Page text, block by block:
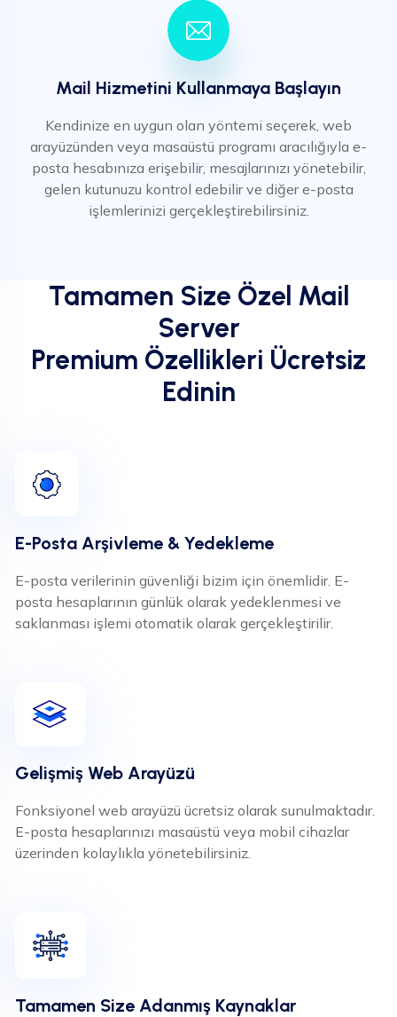
Mail Hizmetini Kullanmaya Başlayın
Kendinize en uygun olan yöntemi seçerek, web
arayüzünden veya masaüstü programı aracılığıyla e-
posta hesabınıza erişebilir, mesajlarınızı yönetebilir,
gelen kutunuzu kontrol edebilir ve diğer e-posta
işlemlerinizi gerçekleştirebilirsiniz.
Tamamen Size Özel Mail
Server
Premium Özellikleri Ücretsiz
Edinin
E-Posta Arşivleme & Yedekleme
E-posta verilerinin güvenliği bizim için önemlidir. E-
posta hesaplarının günlük olarak yedeklenmesi ve
saklanması işlemi otomatik olarak gerçekleştirilir.
Gelişmiş Web Arayüzü
Fonksiyonel web arayüzü ücretsiz olarak sunulmaktadır.
E-posta hesaplarınızı masaüstü veya mobil cihazlar
üzerinden kolaylıkla yönetebilirsiniz.
Tamamen Size Adanmış Kaynaklar